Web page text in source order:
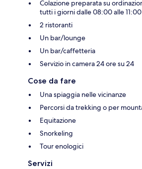
Colazione preparata su
tutti i giorni dalle 08:00 alle 11:00
2 ristoranti
Un bar/lounge
Un bar/caffetteria
Servizio in camera 24 ore su 24
Cose da fare
Una spiaggia nelle vicinanze
Percorsi da trekking o per
Equitazione
Snorkeling
Tour enologici
Servizi